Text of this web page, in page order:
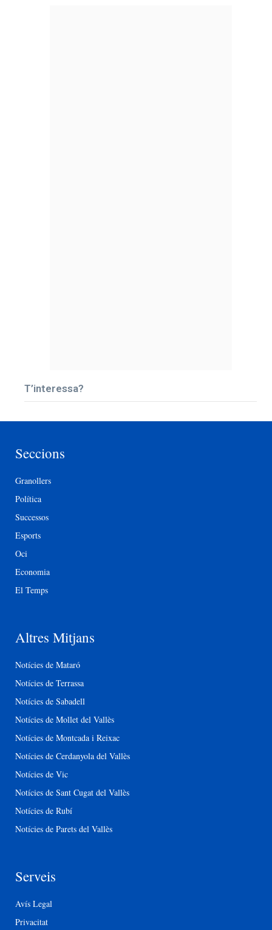
T’interessa?
Seccions
Granollers
Política
Successos
Esports
Oci
Economia
El Temps
Altres Mitjans
Notícies de Mataró
Notícies de Terrassa
Notícies de Sabadell
Notícies de Mollet del Vallès
Notícies de Montcada i Reixac
Notícies de Cerdanyola del Vallès
Notícies de Vic
Notícies de Sant Cugat del Vallès
Notícies de Rubí
Notícies de Parets del Vallès
Serveis
Avís Legal
Privacitat